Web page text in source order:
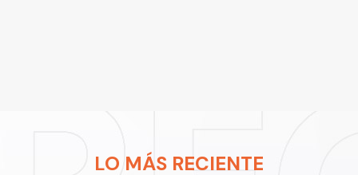
LO MÁS RECIENTE